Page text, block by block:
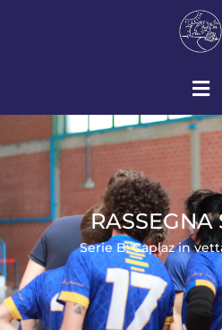
RASSEGNA
Serie B: Caplaz in